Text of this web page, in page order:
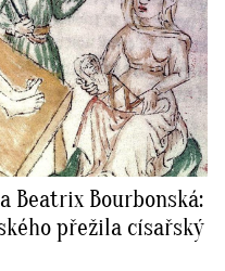
Beatrix Bourbonská:
přežila císařský